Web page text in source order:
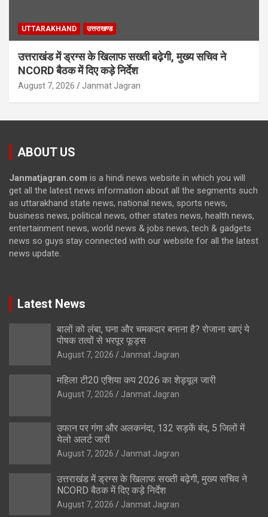
UTTARAKHAND उत्तराखण्ड
उत्तराखंड में ड्रग्स के खिलाफ सख्ती बढ़ेगी, मुख्य सचिव ने
NCORD बैठक में दिए कड़े निर्देश
August 7, 2026 Janmat Jagran
ABOUT US
Janmatjagran.com is a hindi news website in which you will
get all the latest news information about all the segments such
as uttarakhand state news, national news, sports news,
business news, political news, other states news, health news,
entertainment news, world news & jobs news, tech & gadgets
news so guys stay connected with our website for all the latest
news update.
Latest News
बालों को लंबा, घना और चमकदार बनाना है? रोजाना खाएं ये
पोषक तत्वों से भरपूर फूड्स
August 7, 2026 Janmat Jagran
महिला टी20 एशिया कप 2026 का शेड्यूल जारी
August 7, 2026 Janmat Jagran
उफान पर गंगा और अलकनंदा, 132 सड़कें बंद, 5 जिलों में
येलो अलर्ट जारी
August 7, 2026 Janmat Jagran
उत्तराखंड में ड्रग्स के खिलाफ सख्ती बढ़ेगी, मुख्य सचिव ने
NCORD बैठक में दिए कड़े निर्देश
August 7, 2026 Janmat Jagran